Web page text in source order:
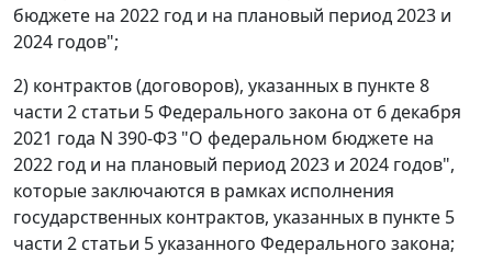
бюджете на 2022 год и на плановый период 2023 и
2024 годов";
2) контрактов (договоров), указанных в пункте 8
части 2 статьи 5 Федерального закона от 6 декабря
2021 года N 390-ФЗ "О федеральном бюджете на
2022 год и на плановый период 2023 и 2024 годов",
которые заключаются в рамках исполнения
государственных контрактов, указанных в пункте 5
части 2 статьи 5 указанного Федерального закона;